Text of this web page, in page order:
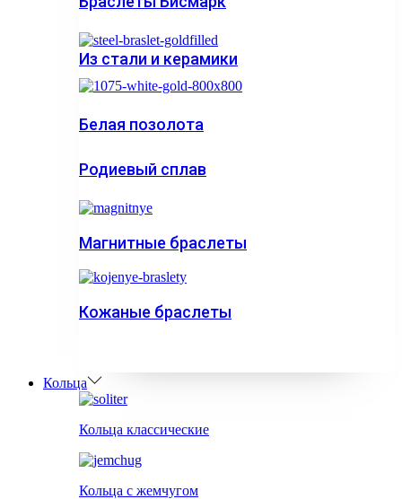
Из стали и керамики
Белая позолота
Родиевый сплав
Магнитные браслеты
Кожаные браслеты
Кольца
Кольца классические
Кольца с жемчугом